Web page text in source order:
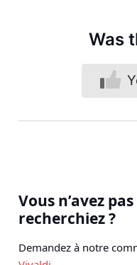
Was
Vous n’avez
recherchiez ?
Demandez à notre